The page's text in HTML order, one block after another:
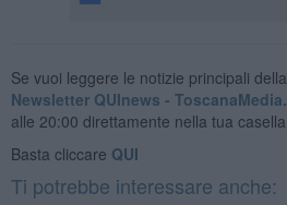
Se vuoi leggere le notizie principali
Newsletter QUInews - ToscanaMedia.
alle 20:00 direttamente nella tua casella
Basta cliccare QUI
Ti potrebbe interessare anche: